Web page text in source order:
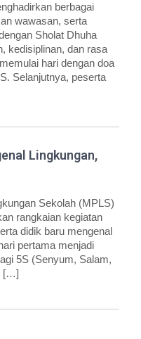
berbagai
wawasan, serta
Sholat Dhuha
kedisiplinan, dan rasa
hari dengan doa
Selanjutnya, peserta
Lingkungan,
Sekolah (MPLS)
rangkaian kegiatan
didik baru mengenal
pertama menjadi
5S (Senyum, Salam,
[…]